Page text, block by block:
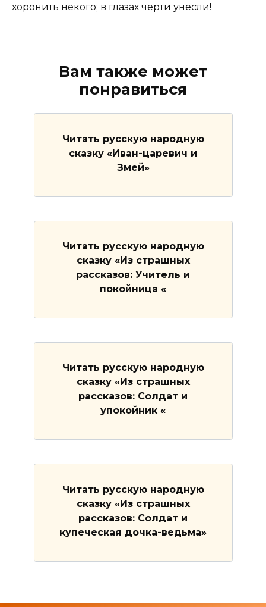
хоронить некого; в глазах черти унесли!
Вам также может
понравиться
Читать русскую народную
сказку «Иван-царевич и
Змей»
Читать русскую народную
сказку «Из страшных
рассказов: Учитель и
покойница «
Читать русскую народную
сказку «Из страшных
рассказов: Солдат и
упокойник «
Читать русскую народную
сказку «Из страшных
рассказов: Солдат и
купеческая дочка-ведьма»